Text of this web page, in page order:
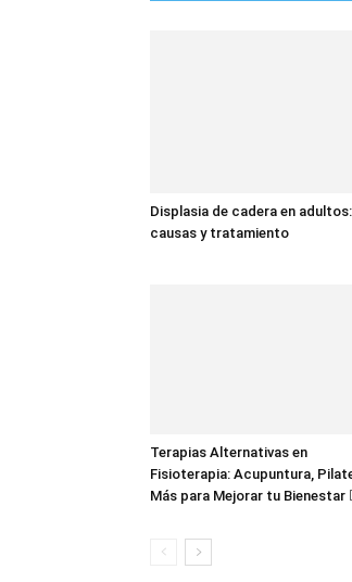
Displasia de cadera en adultos:
causas y tratamiento
Terapias Alternativas en
Fisioterapia: Acupuntura,
Más para Mejorar tu Bienestar